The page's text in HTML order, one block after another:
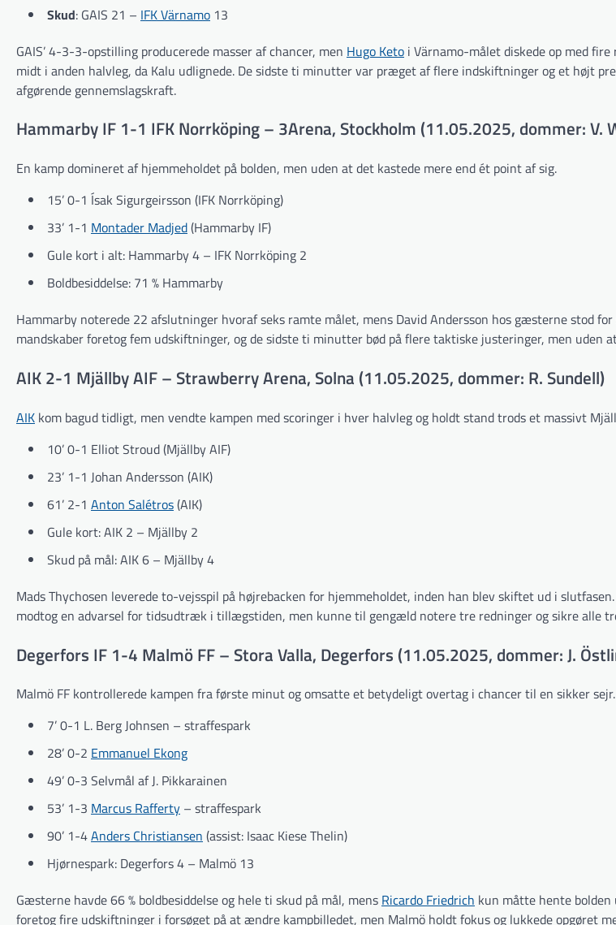
Skud: GAIS 21 – IFK Värnamo 13
GAIS’ 4-3-3-opstilling producerede masser af chancer, men Hugo Keto i Värnamo-målet diskede op med
midt i anden halvleg, da Kalu udlignede. De sidste ti minutter var præget af flere indskiftninger og et højt
afgørende gennemslagskraft.
Hammarby IF 1-1 IFK Norrköping – 3Arena, Stockholm (11.05.2025, dommer: V.
En kamp domineret af hjemmeholdet på bolden, men uden at det kastede mere end ét point af sig.
15’ 0-1 Ísak Sigurgeirsson (IFK Norrköping)
33’ 1-1 Montader Madjed(Hammarby IF)
Gule kort i alt: Hammarby 4 – IFK Norrköping 2
Boldbesiddelse: 71 % Hammarby
Hammarby noterede 22 afslutninger hvoraf seks ramte målet, mens David Andersson hos gæsterne stod for
mandskaber foretog fem udskiftninger, og de sidste ti minutter bød på flere taktiske justeringer, men uden
AIK 2-1 Mjällby AIF – Strawberry Arena, Solna (11.05.2025, dommer: R. Sundell)
AIK kom bagud tidligt, men vendte kampen med scoringer i hver halvleg og holdt stand trods et massivt
10’ 0-1 Elliot Stroud (Mjällby AIF)
23’ 1-1 Johan Andersson (AIK)
61’ 2-1 Anton Salétros(AIK)
Gule kort: AIK 2 – Mjällby 2
Skud på mål: AIK 6 – Mjällby 4
Mads Thychosen leverede to-vejsspil på højrebacken for hjemmeholdet, inden han blev skiftet ud i slutfasen.
modtog en advarsel for tidsudtræk i tillægstiden, men kunne til gengæld notere tre redninger og sikre alle
Degerfors IF 1-4 Malmö FF – Stora Valla, Degerfors (11.05.2025, dommer: J.
Malmö FF kontrollerede kampen fra første minut og omsatte et betydeligt overtag i chancer til en sikker sejr.
7’ 0-1 L. Berg Johnsen – straffespark
28’ 0-2 Emmanuel Ekong
49’ 0-3 Selvmål af J. Pikkarainen
53’ 1-3 Marcus Rafferty – straffespark
90’ 1-4Anders Christiansen (assist: Isaac Kiese Thelin)
Hjørnespark: Degerfors 4 – Malmö 13
Gæsterne havde 66 % boldbesiddelse og hele ti skud på mål, mens Ricardo Friedrich kun måtte hente
foretog fire udskiftninger i forsøget på at ændre kampbilledet, men Malmö holdt fokus og lukkede opgøret